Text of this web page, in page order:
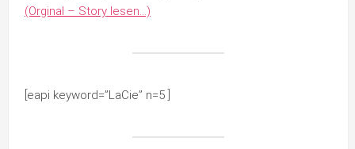
(Orginal – Story lesen…)
[eapi keyword=”LaCie” n=5 ]